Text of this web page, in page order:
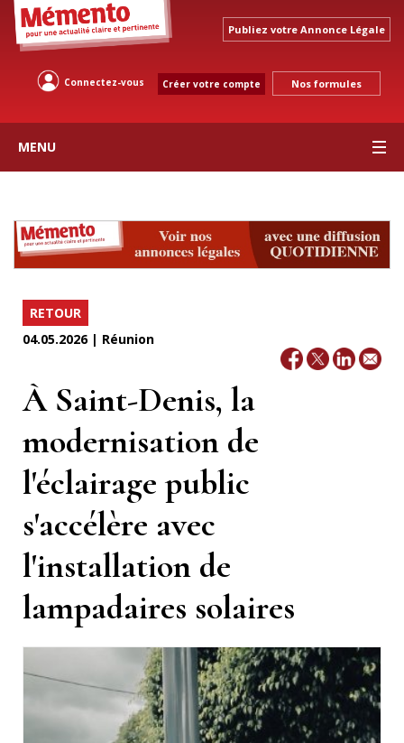
Publiez votre Annonce Légale
Connectez-vous Créer votre compte Nos formules
MENU
RETOUR
04.05.2026 | Réunion
À Saint-Denis, la
modernisation de
l'éclairage public
s'accélère avec
l'installation de
lampadaires solaires